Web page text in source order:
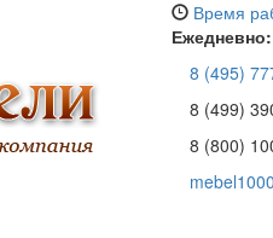
Время
Ежедневно:
8 (495)
8 (499)
8 (800)